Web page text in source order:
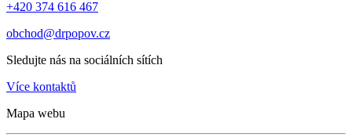
+420 374 616 467
obchod@drpopov.cz
Sledujte nás na sociálních sítích
Více kontaktů
Mapa webu